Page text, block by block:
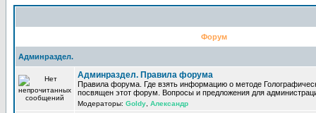
Форум
Админраздел.
Админраздел. Правила форума
Правила форума. Где взять информацию о методе
посвящен этот форум. Вопросы и предложения для
Модераторы: Goldy Александр